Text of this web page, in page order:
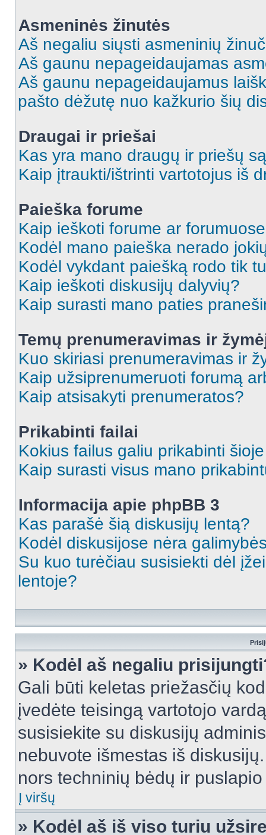
Asmeninės žinutės
Aš negaliu siųsti asmeninių
Aš gaunu nepageidaujamas
Aš gaunu nepageidaujamus
pašto dėžutę nuo kažkurio šių
Draugai ir priešai
Kas yra mano draugų ir priešų
Kaip įtraukti/ištrinti vartotojus iš
Paieška forume
Kaip ieškoti forume ar
Kodėl mano paieška nerado
Kodėl vykdant paiešką rodo tik
Kaip ieškoti diskusijų dalyvių?
Kaip surasti mano paties
Temų prenumeravimas ir
Kuo skiriasi prenumeravimas ir
Kaip užsiprenumeruoti forumą
Kaip atsisakyti prenumeratos?
Prikabinti failai
Kokius failus galiu prikabinti
Kaip surasti visus mano
Informacija apie phpBB 3
Kas parašė šią diskusijų lentą?
Kodėl diskusijose nėra
Su kuo turėčiau susisiekti dėl
lentoje?
» Kodėl aš negaliu
Gali būti keletas priežasčių
įvedėte teisingą vartotojo
susisiekite su diskusijų
nebuvote išmestas iš
nors techninių bėdų ir
Į viršų
» Kodėl aš iš viso turiu